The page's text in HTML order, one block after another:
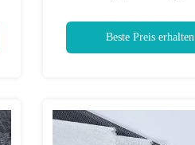
Beste Preis erhalten